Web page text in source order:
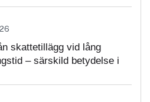
skattetillägg vid lång
– särskild betydelse i